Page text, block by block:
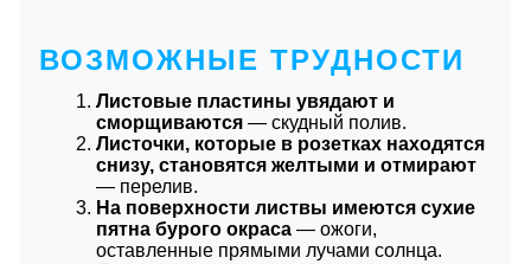
ВОЗМОЖНЫЕ ТРУДНОСТИ
Листовые пластины увядают и
сморщиваются ― скудный полив.
Листочки, которые в розетках находятся
снизу, становятся желтыми и отмирают
― перелив.
На поверхности листвы имеются сухие
пятна бурого окраса ― ожоги,
оставленные прямыми лучами солнца.